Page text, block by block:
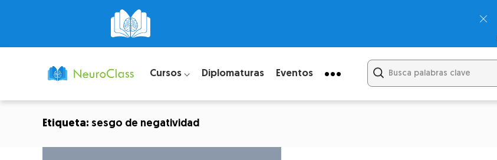
Cursos ⌵ Diplomaturas Eventos
Etiqueta: sesgo de negatividad